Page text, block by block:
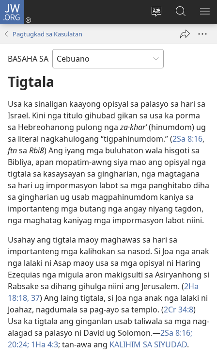
JW.ORG
Ilisi
pinulongan
sa
site
Log
ug
Pangitaa
sa
JW.ORG
Pagtugkad sa Kasulatan
BASAHA SA
Tigtala
Usa ka sinaligan kaayong opisyal sa palasyo sa hari sa
Israel. Kini nga titulo gihubad gikan sa usa ka porma
sa Hebreohanong pulong ngaza·kharʹ(hinumdom) ug
sa literal nagkahulogang “tigpahinumdom.” (2Sa 8:​16,
ftnsa Rbi8) Ang iyang mga buluhaton wala hisgoti sa
Bibliya, apan mopatim-awng siya mao ang opisyal nga
tigtala sa kasaysayan sa gingharian, nga magtagana
sa hari ug impormasyon labot sa mga panghitabo diha
sa gingharian ug usab magpahinumdom kaniya sa
importanteng mga butang nga angay niyang tagdon,
nga maghatag kaniyag mga impormasyon labot niini.
Usahay ang tigtala maoy maghawas sa hari sa
importanteng mga kalihokan sa nasod. Si Joa nga anak
nga lalaki ni Asap maoy usa sa mga opisyal ni Haring
Ezequias nga migula aron makigsulti sa Asiryanhong si
Rabsake sa dihang gihulga niini ang Jerusalem. (2Ha
18:​18, 37) Ang laing tigtala, si Joa nga anak nga lalaki ni
Joahaz, nagdumala sa pag-ayo sa templo. (2Cr 34:8)
Usa ka tigtala ang ginganlan usab taliwala sa mga nag-
alagad sa palasyo ni David ug Solomon.​—2Sa 8:16;
20:24; 1Ha 4:3; tan-awa ang KALIHIM SA SIYUDAD.